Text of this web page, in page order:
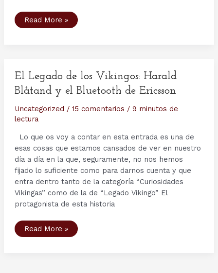
Personajes
serie
Svein,
Knut,
Gyda,
Helga,
Tostig
y
el
Horik
Read More »
El Legado de los Vikingos: Harald
Blåtand y el Bluetooth de Ericsson
Uncategorized / 15 comentarios / 9 minutos de
lectura
Lo que os voy a contar en esta entrada es una de
esas cosas que estamos cansados de ver en nuestro
día a día en la que, seguramente, no nos hemos
fijado lo suficiente como para darnos cuenta y que
entra dentro tanto de la categoría “Curiosidades
Vikingas” como de la de “Legado Vikingo” El
protagonista de esta historia
El
Read More »